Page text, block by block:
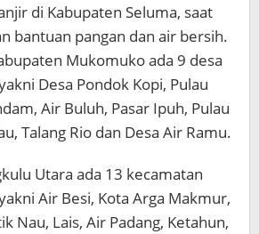
di Kabupaten Seluma, saat
bantuan pangan dan air bersih.
Mukomuko ada 9 desa
Desa Pondok Kopi, Pulau
Air Buluh, Pasar Ipuh, Pulau
Talang Rio dan Desa Air Ramu.
Utara ada 13 kecamatan
Air Besi, Kota Arga Makmur,
Nau, Lais, Air Padang, Ketahun,